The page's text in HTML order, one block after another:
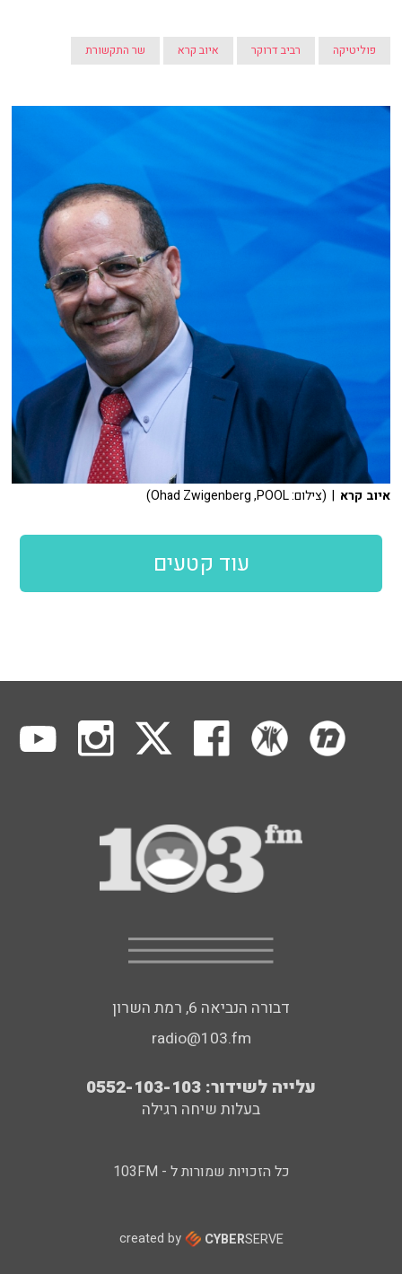
פוליטיקה רביב דרוקר איוב קרא שר התקשורת
איוב קרא | (צילום: Ohad Zwigenberg ,POOL)
עוד קטעים
דבורה הנביאה 6, רמת השרון
radio@103.fm
עלייה לשידור: 0552-103-103
בעלות שיחה רגילה
כל הזכויות שמורות ל - 103FM
created by CYBERSERVE